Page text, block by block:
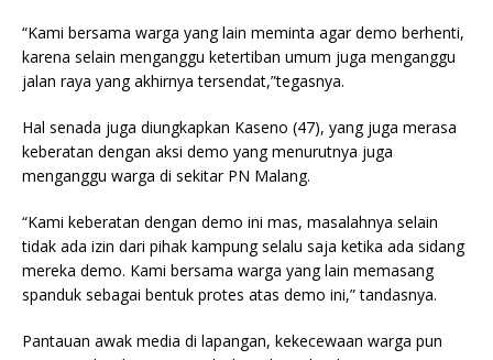
“Kami bersama warga yang lain meminta agar demo berhenti,
karena selain menganggu ketertiban umum juga menganggu
jalan raya yang akhirnya tersendat,”tegasnya.
Hal senada juga diungkapkan Kaseno (47), yang juga merasa
keberatan dengan aksi demo yang menurutnya juga
menganggu warga di sekitar PN Malang.
“Kami keberatan dengan demo ini mas, masalahnya selain
tidak ada izin dari pihak kampung selalu saja ketika ada sidang
mereka demo. Kami bersama warga yang lain memasang
spanduk sebagai bentuk protes atas demo ini,” tandasnya.
Pantauan awak media di lapangan, kekecewaan warga pun